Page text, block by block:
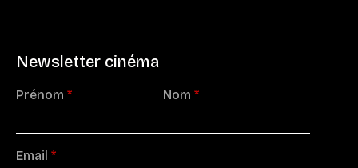
Newsletter cinéma
Prénom * Nom *
Email *